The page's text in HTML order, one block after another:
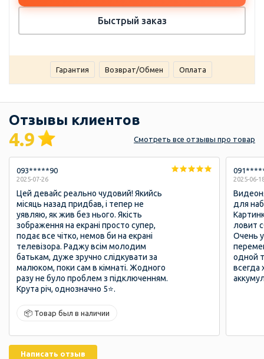
Быстрый заказ
Гарантия Возврат/Обмен Оплата
Отзывы клиентов
4.9 Смотреть все отзывы про товар
093*****90
2025-07-26
Цей девайс реально чудовий! Якийсь
місяць назад придбав, і тепер не
уявляю, як жив без нього. Якість
зображення на екрані просто супер,
подає все чітко, немов би на екрані
телевізора. Раджу всім молодим
батькам, дуже зручно слідкувати за
малюком, поки сам в кімнаті. Жодного
разу не було проблем з підключенням.
Крута річ, однозначно 5⭐.
📦 Товар был в наличии
2025-06-
для
ловит
Очень
одной
всегда
Написать отзыв